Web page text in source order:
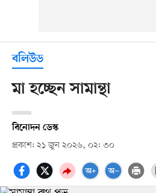
বলিউড
মা হচ্ছেন সামান্থা
বিনোদন ডেস্ক
প্রকাশ: ২১ জুন ২০২৬, ০২: ৩০